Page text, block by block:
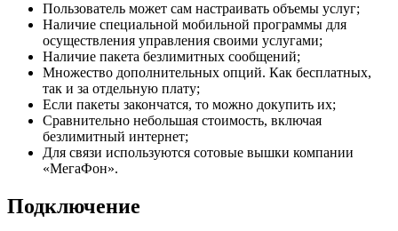
Пользователь может сам настраивать объемы услуг;
Наличие специальной мобильной программы для
осуществления управления своими услугами;
Наличие пакета безлимитных сообщений;
Множество дополнительных опций. Как бесплатных,
так и за отдельную плату;
Если пакеты закончатся, то можно докупить их;
Сравнительно небольшая стоимость, включая
безлимитный интернет;
Для связи используются сотовые вышки компании
«МегаФон».
Подключение